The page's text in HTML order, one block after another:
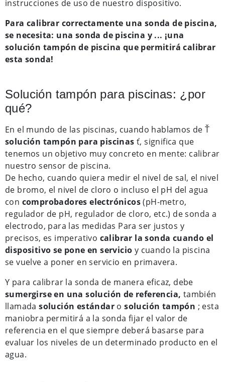
instrucciones de uso de nuestro dispositivo.
Para calibrar correctamente una sonda de piscina,
se necesita: una sonda de piscina y ... ¡una
solución tampón de piscina que permitirá calibrar
esta sonda!
Solución tampón para piscinas: ¿por
qué?
En el mundo de las piscinas, cuando hablamos de Ť
solución tampón para piscinas ť, significa que
tenemos un objetivo muy concreto en mente: calibrar
nuestro sensor de piscina.
De hecho, cuando quiera medir el nivel de sal, el nivel
de bromo, el nivel de cloro o incluso el pH del agua
con comprobadores electrónicos(pH-metro,
regulador de pH, regulador de cloro, etc.) de sonda a
electrodo, para las medidas Para ser justos y
precisos, es imperativo calibrar la sonda cuando el
dispositivo se pone en servicio y cuando la piscina
se vuelve a poner en servicio en primavera.
Y para calibrar la sonda de manera eficaz, debe
sumergirse en una solución de referencia, también
llamadasolución estándar osolución tampón ; esta
maniobra permitirá a la sonda fijar el valor de
referencia en el que siempre deberá basarse para
evaluar los niveles de un determinado producto en el
agua.